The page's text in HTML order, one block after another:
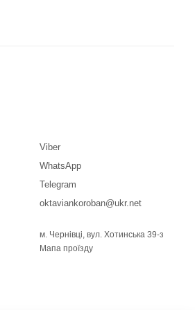
Viber
WhatsApp
Telegram
oktaviankoroban@ukr.net
м. Чернівці, вул. Хотинська 39-з
Мапа проїзду